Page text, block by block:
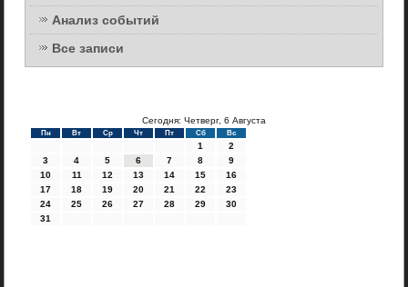
Анализ событий
Все записи
Сегодня: Четверг, 6 Августа
Пн Вт Ср Чт Пт Сб Вс
1
2
3
4 5 6 7 8
9
10
11 12 13 14 15
16
17
18 19 20 21 22
23
24
25 26 27 28 29
30
31